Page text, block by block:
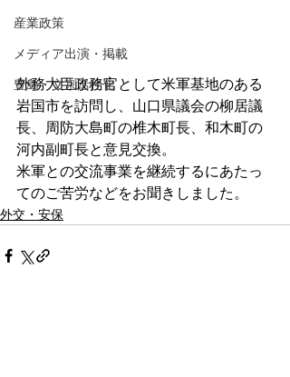
産業政策
メディア出演・掲載
豊島・文京活性化
外務大臣政務官として米軍基地のある
岩国市を訪問し、山口県議会の柳居議
長、周防大島町の椎木町長、和木町の
河内副町長と意見交換。
米軍との交流事業を継続するにあたっ
てのご苦労などをお聞きしました。
外交・安保